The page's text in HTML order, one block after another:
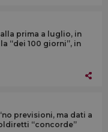
prima a luglio, in
“dei 100 giorni”, in
previsioni, ma dati a
“concorde”